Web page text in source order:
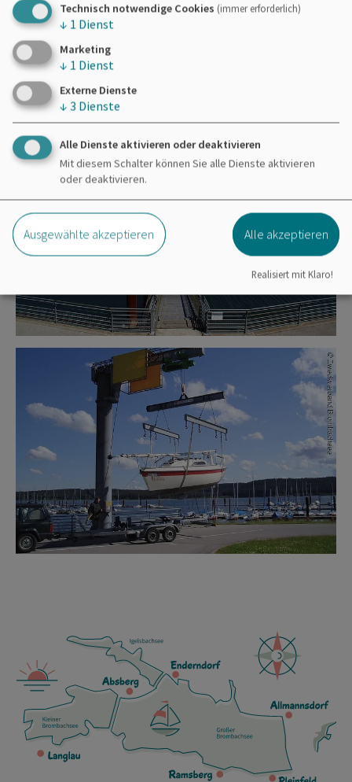
Technisch notwendige Cookies (immer erforderlich)
↓ 1 Dienst
Marketing
↓ 1 Dienst
Externe Dienste
↓ 3 Dienste
Alle Dienste aktivieren oder deaktivieren
Mit diesem Schalter können Sie alle Dienste aktivieren
oder deaktivieren.
Ausgewählte akzeptieren Alle akzeptieren
Realisiert mit Klaro!